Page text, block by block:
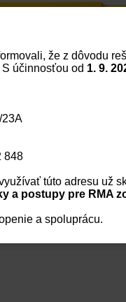
O nás
že z dôvodu
účinnosťou od 1. 9.
23A
848
túto adresu už
a postupy pre RMA
a spoluprácu.